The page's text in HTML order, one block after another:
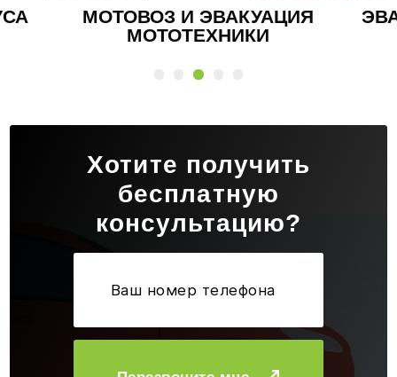
ЭВАКУАЦИЯ ВНЕДОРОЖНИКА И
КРОССОВЕРА
Хотите получить
бесплатную
консультацию?